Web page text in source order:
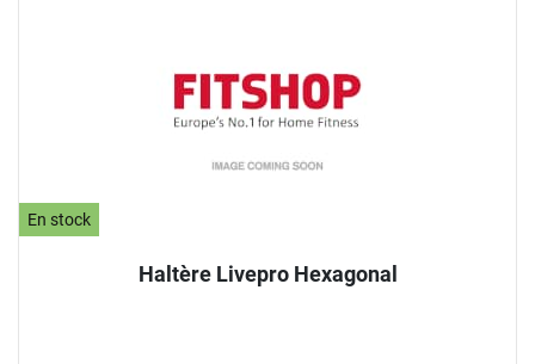
En stock
Haltère Livepro Hexagonal